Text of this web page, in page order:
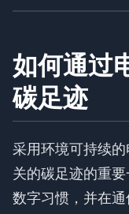
如何通过
碳足迹
采用环境可持续
关的碳足迹的重
数字习惯，并在